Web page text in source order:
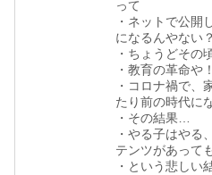
って
・ネットで公開
になるんやない
・ちょうどその
・教育の革命や
・コロナ禍で、
たり前の時代に
・その結果…
・やる子はやる
テンツがあって
・という悲しい